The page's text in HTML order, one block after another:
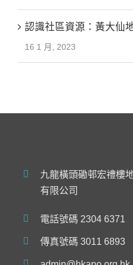
認識社區資源：黃大仙
16 1 月, 2023
九龍橫頭磡邨宏禮樓
有限公司
電話號碼 2304 6371
傳真號碼 3011 6893